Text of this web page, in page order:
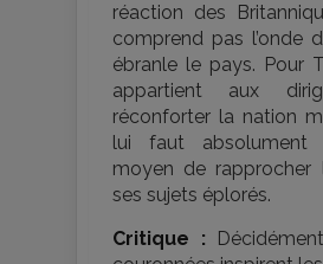
réaction des
comprend pas l’onde
ébranle le pays. Pour
appartient aux
réconforter la nation
lui faut absolument
moyen de rapprocher
ses sujets éplorés.
Critique :